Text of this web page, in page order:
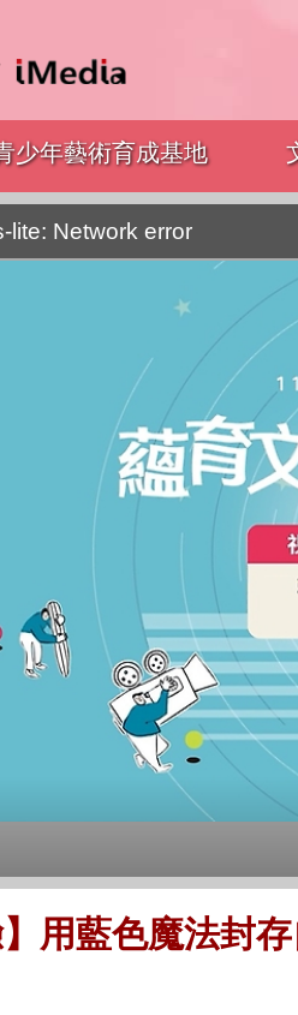
少年藝術育成基地
lite: Network error
】用藍色魔法封